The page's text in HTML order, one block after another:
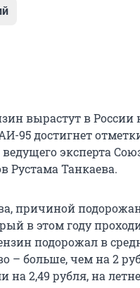
вырастут в России
95 достигнет
эксперта
Рустама Танкаева.
причиной
в этом году
подорожал в
– больше, чем на 2
2,49 рубля, на